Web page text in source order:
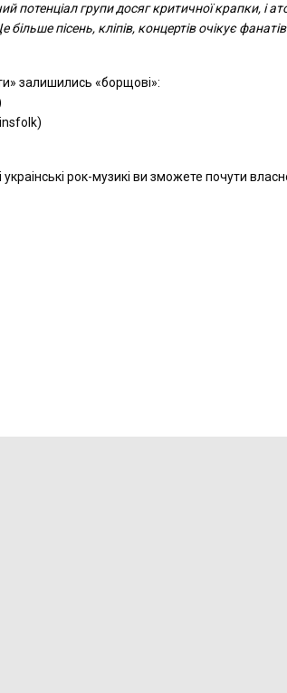
потенціал групи досяг критичної крапки, і
більше пісень, кліпів, концертів очікує
залишились «борщові»:
рок-музикі ви зможете почути